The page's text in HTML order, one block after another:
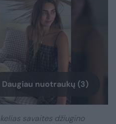
Daugiau nuotraukų (3)
savaites džiugino